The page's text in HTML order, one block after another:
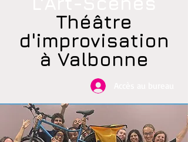
Théâtre
d'improvisation
à Valbonne